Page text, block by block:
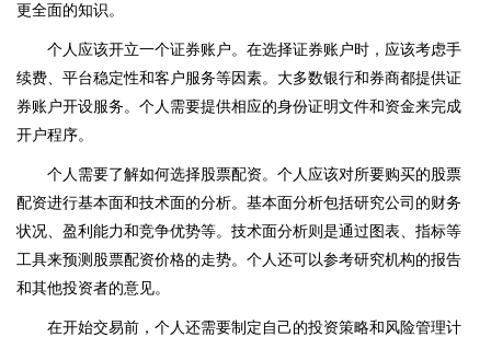
更全面的知识。
个人应该开立一个证券账户。在选择证券账户时，应该考虑手
续费、平台稳定性和客户服务等因素。大多数银行和券商都提供证
券账户开设服务。个人需要提供相应的身份证明文件和资金来完成
开户程序。
个人需要了解如何选择股票配资。个人应该对所要购买的股票
配资进行基本面和技术面的分析。基本面分析包括研究公司的财务
状况、盈利能力和竞争优势等。技术面分析则是通过图表、指标等
工具来预测股票配资价格的走势。个人还可以参考研究机构的报告
和其他投资者的意见。
在开始交易前，个人还需要制定自己的投资策略和风险管理计